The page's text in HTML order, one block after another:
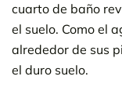
cuarto de baño
el suelo. Como el
alrededor de sus
el duro suelo.